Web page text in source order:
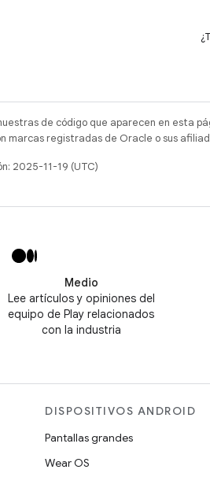
de código que aparecen en esta
marcas registradas de Oracle o sus
2025-11-19 (UTC)
Medio
Lee artículos y opiniones del
equipo de Play relacionados
con la industria
DISPOSITIVOS ANDROID
Pantallas grandes
Wear OS